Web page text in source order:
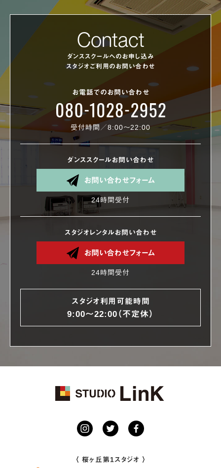
Contact
ダンススクールへのお申し込み
スタジオご利用のお問い合わせ
お電話でのお問い合わせ
受付時間／8:00〜22:00
ダンススクールお問い合わせ
お問い合わせフォーム
24時間受付
スタジオレンタルお問い合わせ
お問い合わせフォーム
24時間受付
スタジオ利用可能時間
9:00〜22:00（不定休）
〈 桜ヶ丘第1スタジオ 〉